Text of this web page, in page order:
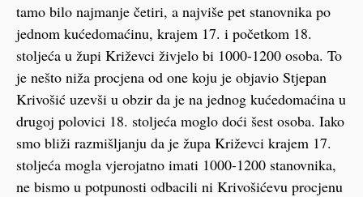
tamo bilo najmanje četiri, a najviše pet stanovnika po
jednom kućedomaćinu, krajem 17. i početkom 18.
stoljeća u župi Križevci živjelo bi 1000-1200 osoba. To
je nešto niža procjena od one koju je objavio Stjepan
Krivošić uzevši u obzir da je na jednog kućedomaćina u
drugoj polovici 18. stoljeća moglo doći šest osoba. Iako
smo bliži razmišljanju da je župa Križevci krajem 17.
stoljeća mogla vjerojatno imati 1000-1200 stanovnika,
ne bismo u potpunosti odbacili ni Krivošićevu procjenu